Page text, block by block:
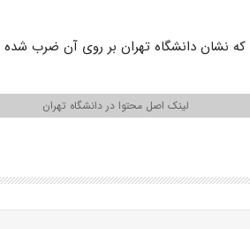
که نشان دانشگاه تهران بر روی آن ضرب شده
لینک اصل محتوا در دانشگاه تهران